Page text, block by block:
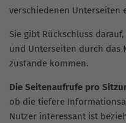
verschiedenen Unterseiten
Sie gibt Rückschluss
und Unterseiten durch das
zustande kommen.
Die Seitenaufrufe pro
ob die tiefere
Nutzer interessant ist